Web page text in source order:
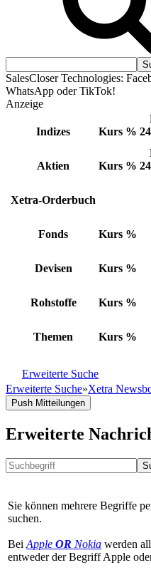
SalesCloser Technologies:
WhatsApp oder TikTok!
Anzeige
Indizes Kurs %
Aktien Kurs %
Xetra-Orderbuch
Fonds Kurs %
Devisen Kurs %
Rohstoffe Kurs %
Themen Kurs %
Erweiterte Suche
Erweiterte Suche»Xetra
Push Mitteilungen
Erweiterte
Sie können mehrere Begriffe
suchen.
Bei Apple OR Nokia werden
entweder der Begriff Apple